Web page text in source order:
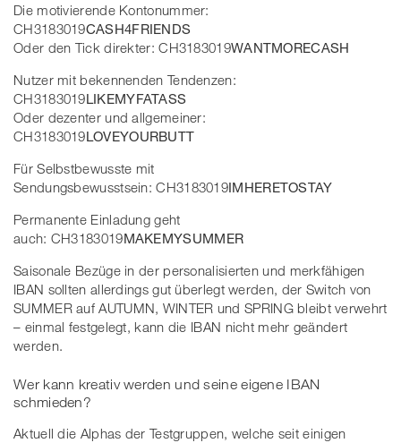
Die motivierende Kontonummer:
CH3183019CASH4FRIENDS
Oder den Tick direkter: CH3183019WANTMORECASH
Nutzer mit bekennenden Tendenzen:
CH3183019LIKEMYFATASS
Oder dezenter und allgemeiner:
CH3183019LOVEYOURBUTT
Für Selbstbewusste mit
Sendungsbewusstsein: CH3183019IMHERETOSTAY
Permanente Einladung geht
auch: CH3183019MAKEMYSUMMER
Saisonale Bezüge in der personalisierten und merkfähigen
IBAN sollten allerdings gut überlegt werden, der Switch von
SUMMER auf AUTUMN, WINTER und SPRING bleibt verwehrt
– einmal festgelegt, kann die IBAN nicht mehr geändert
werden.
Wer kann kreativ werden und seine eigene IBAN
schmieden?
Aktuell die Alphas der Testgruppen, welche seit einigen